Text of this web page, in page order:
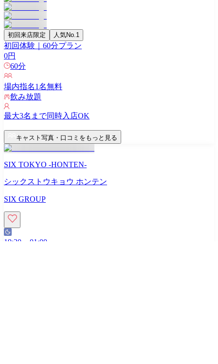
初回来店限定 人気No.1
初回体験｜60分プラン
0円
60分
場内指名1名無料
飲み放題
最大3名まで同時入店OK
キャスト写真・口コミをもっと見る
SIX TOKYO -HONTEN-
シックストウキョウ ホンテン
SIX GROUP
19:30 01:00